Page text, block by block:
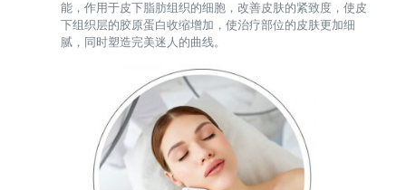
能，作用于皮下脂肪组织的细胞，改善皮肤的紧致度，使皮
下组织层的胶原蛋白收缩增加，使治疗部位的皮肤更加细
腻，同时塑造完美迷人的曲线。